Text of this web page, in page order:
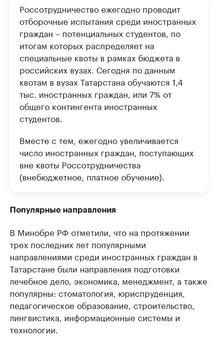
Россотрудничество ежегодно проводит
отборочные испытания среди иностранных
граждан – потенциальных студентов, по
итогам которых распределяет на
специальные квоты в рамках бюджета в
российских вузах. Сегодня по данным
квотам в вузах Татарстана обучаются 1,4
тыс. иностранных граждан, или 7% от
общего контингента иностранных
студентов.
Вместе с тем, ежегодно увеличивается
число иностранных граждан, поступающих
вне квоты Россотрудничества
(внебюджетное, платное обучение).
Популярные направления
В Минобре РФ отметили, что на протяжении
трех последних лет популярными
направлениями среди иностранных граждан в
Татарстане были направления подготовки
лечебное дело, экономика, менеджмент, а также
популярны: стоматология, юриспруденция,
педагогическое образование, строительство,
лингвистика, информационные системы и
технологии.